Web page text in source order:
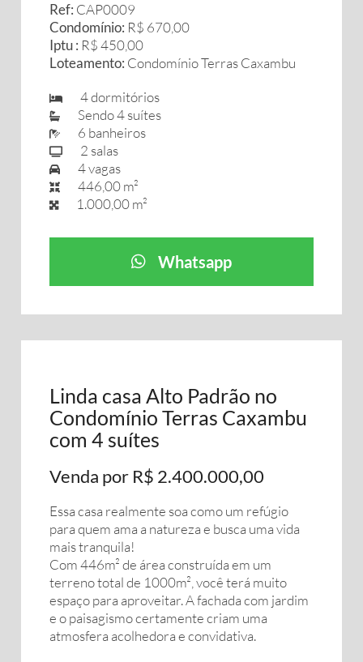
Ref: CAP0009
Condomínio: R$ 670,00
Iptu : R$ 450,00
Loteamento: Condomínio Terras Caxambu
4 dormitórios
Sendo 4 suítes
6 banheiros
2 salas
4 vagas
446,00 m²
1.000,00 m²
Whatsapp
Linda casa Alto Padrão no
Condomínio Terras Caxambu
com 4 suítes
Venda por R$ 2.400.000,00
Essa casa realmente soa como um refúgio
para quem ama a natureza e busca uma vida
mais tranquila!
Com 446m² de área construída em um
terreno total de 1000m², você terá muito
espaço para aproveitar. A fachada com jardim
e o paisagismo certamente criam uma
atmosfera acolhedora e convidativa.